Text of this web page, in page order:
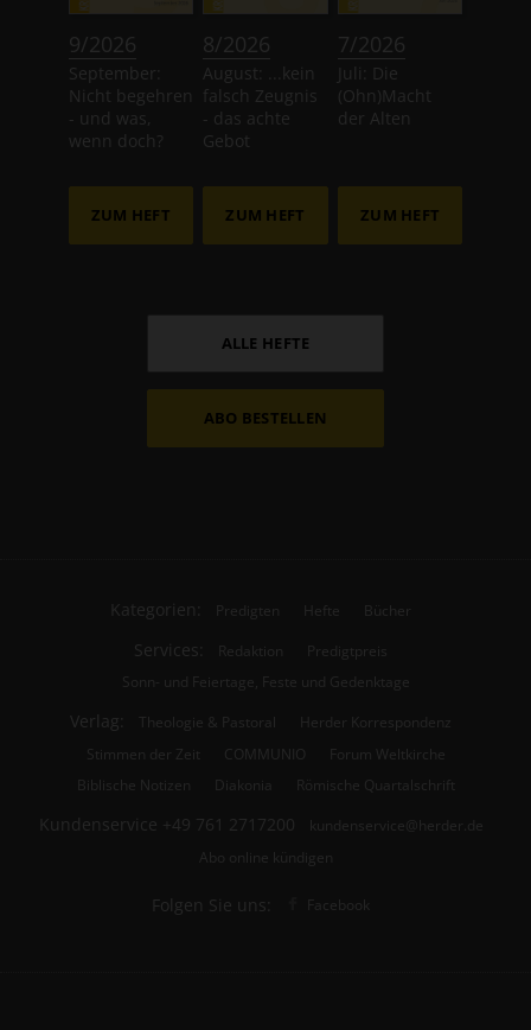
9/2026
September:
Nicht begehren
- und was,
wenn doch?
ZUM HEFT
8/2026
August: ...kein
falsch Zeugnis
- das achte
Gebot
ZUM HEFT
7/2026
Juli: Die
(Ohn)Macht
der Alten
ZUM HEFT
ALLE HEFTE
ABO BESTELLEN
Kategorien: Predigten Hefte Bücher
Services: Redaktion
Predigtpreis
Sonn- und Feiertage, Feste und Gedenktage
Verlag: Theologie & Pastoral
Herder Korrespondenz
Stimmen der Zeit
COMMUNIO
Forum Weltkirche
Biblische Notizen
Diakonia Römische Quartalschrift
Kundenservice +49 761 2717200
kundenservice@herder.de
Abo online kündigen
Folgen Sie uns: Facebook